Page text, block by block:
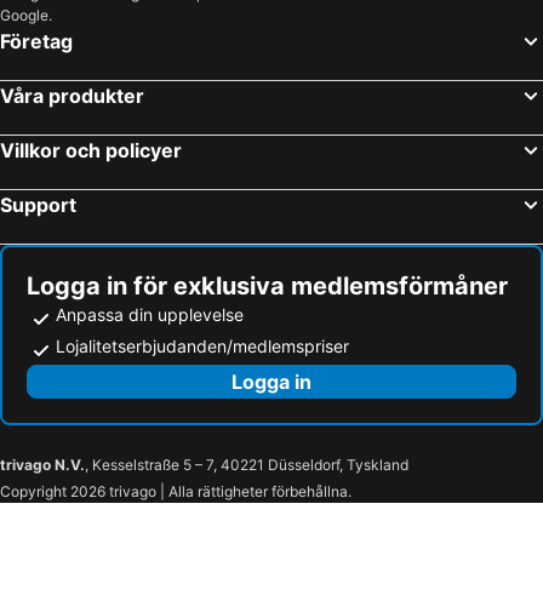
Google.
Företag
Våra produkter
Villkor och policyer
Support
Logga in för exklusiva medlemsförmåner
Anpassa din upplevelse
Lojalitetserbjudanden/medlemspriser
Logga in
trivago N.V., Kesselstraße 5 – 7, 40221 Düsseldorf, Tyskland
Copyright 2026 trivago | Alla rättigheter förbehållna.